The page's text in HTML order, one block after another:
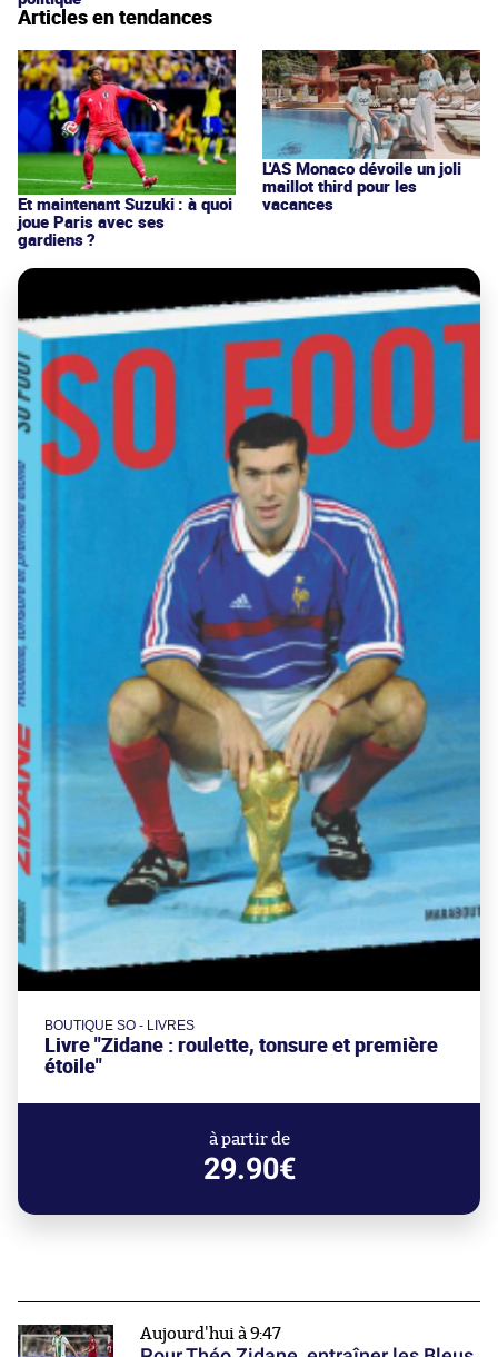
Articles en tendances
Et maintenant Suzuki : à quoi
joue Paris avec ses
gardiens ?
L'AS Monaco dévoile un joli
maillot third pour les
vacances
BOUTIQUE SO - LIVRES
Livre "Zidane : roulette, tonsure et première
étoile"
à partir de
29.90€
Aujourd'hui à 9:47